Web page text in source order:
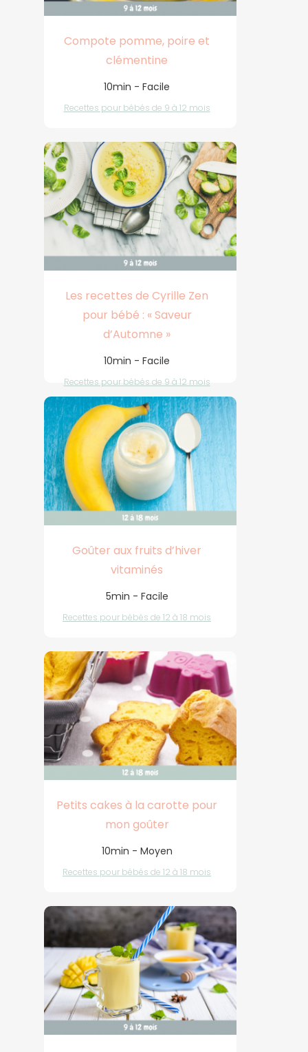
Compote pomme, poire et
clémentine
10min - Facile
Recettes pour bébés de 9 à 12 mois
Les recettes de Cyrille Zen
pour bébé : « Saveur
d’Automne »
10min - Facile
Recettes pour bébés de 9 à 12 mois
Goûter aux fruits d’hiver
vitaminés
5min - Facile
Recettes pour bébés de 12 à 18 mois
Petits cakes à la carotte pour
mon goûter
10min - Moyen
Recettes pour bébés de 12 à 18 mois